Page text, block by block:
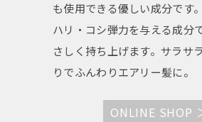
も使用できる優しい成分です。
ハリ・コシ弾力を与える成分
さしく持ち上げます。サラサ
りでふんわりエアリー髪に。
ONLINE SHOP